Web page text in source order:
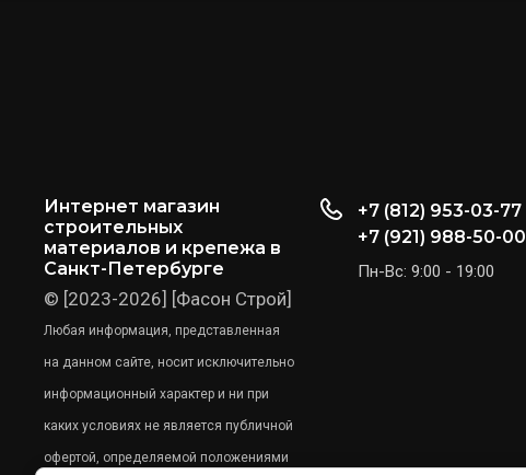
Интернет магазин
строительных
материалов и крепежа в
Санкт-Петербурге
© [2023-2026] [Фасон Строй]
Любая информация, представленная
на данном сайте, носит исключительно
информационный характер и ни при
каких условиях не является публичной
офертой, определяемой положениями
+7 (812) 953-03-77
+7 (921) 988-50-00
Пн-Вс: 9:00 - 19:00